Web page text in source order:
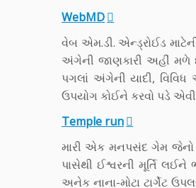
WebMD
વેબ એમ.ડી. એન્ડ્રોઈડ
અંગેની જાણકારી અહીં મળે
પગલાં અંગેની યાદી,
ઉપયોગ કોઈને કરવો પડે
Temple run
મારી એક મનપસંદ ગેમ જેનો
પાસેથી ઈશ્વરની મૂર્તિ
અનેક નાના-મોટા ટાર્ગેટ